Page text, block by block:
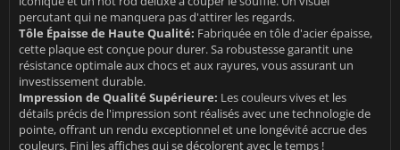
percutant qui ne manquera pas d'attirer les regards.
Tôle Épaisse de Haute Qualité: Fabriquée en tôle d'acier épaisse,
cette plaque est conçue pour durer. Sa robustesse garantit une
résistance optimale aux chocs et aux rayures, vous assurant un
investissement durable.
Impression de Qualité Supérieure: Les couleurs vives et les
détails précis de l'impression sont réalisés avec une technologie de
pointe, offrant un rendu exceptionnel et une longévité accrue des
couleurs. Fini les affiches qui se décolorent avec le temps !